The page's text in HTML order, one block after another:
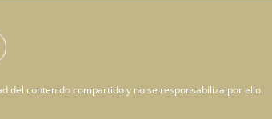
del contenido compartido y no se responsabiliza por ello.